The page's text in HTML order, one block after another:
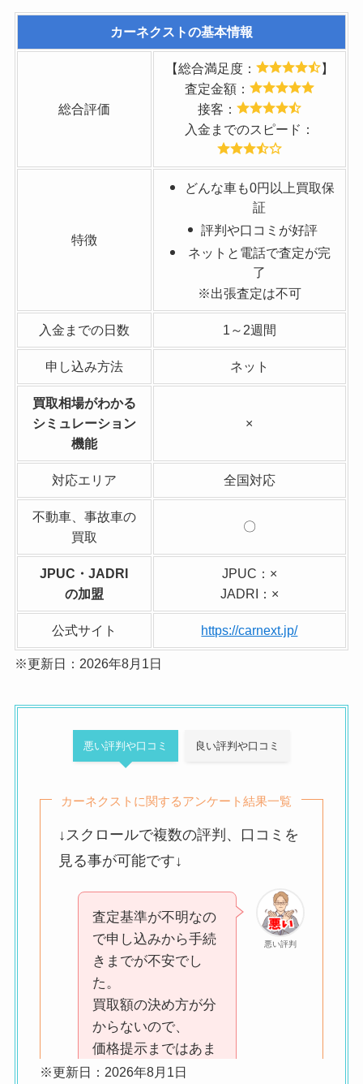
カーネクストの基本情報
総合評価
【総合満足度：
】
査定金額：
接客：
入金までのスピード：
特徴
どんな車も0円以上買取保
証
評判や口コミが好評
ネットと電話で査定が完
了
※出張査定は不可
入金までの日数 1～2週間
申し込み方法 ネット
買取相場がわかる
シミュレーション
機能
×
対応エリア 全国対応
不動車、事故車の
買取
〇
JPUC・JADRI
の加盟
JPUC：×
JADRI：×
公式サイト https://carnext.jp/
※更新日：2026年8月1日
悪い評判や口コミ 良い評判や口コミ
カーネクストに関するアンケート結果一覧
↓スクロールで複数の評判、口コミを
見る事が可能です↓
悪い評判
査定基準が不明なの
で申し込みから手続
きまでが不安でし
た。
買取額の決め方が分
からないので、
価格提示まではあま
り期待できませんで
※更新日：2026年8月1日